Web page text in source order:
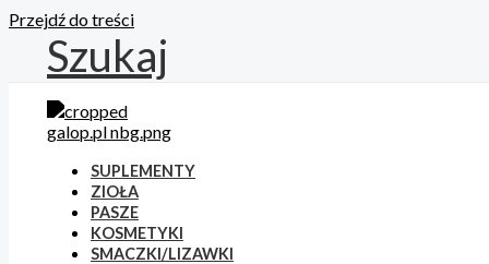
Przejdź do treści
Szukaj
SUPLEMENTY
ZIOŁA
PASZE
KOSMETYKI
SMACZKI/LIZAWKI